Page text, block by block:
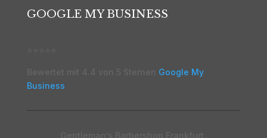
GOOGLE MY BUSINESS
Bewertet mit 4.4 von 5 Sternen
Google My
Business
Gentleman’s Barbershop Frankfurt.